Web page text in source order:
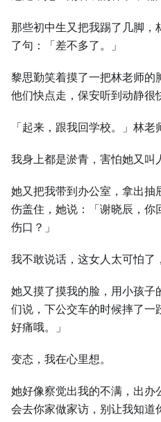
那些初中生又把我踢了几脚，
了句：「差不多了。」
黎思勤笑着摸了一把林老师的
他们快点走，保安听到动静很
「起来，跟我回学校。」林老
我身上都是淤青，害怕她又叫
她又把我带到办公室，拿出抽
伤盖住，她说：「谢晓辰，你
伤口？」
我不敢说话，这女人太可怕了
她又摸了摸我的脸，用小孩子
们说，下公交车的时候摔了一
好痛哦。」
变态，我在心里想。
她好像察觉出我的不满，出办
会去你家做家访，别让我知道